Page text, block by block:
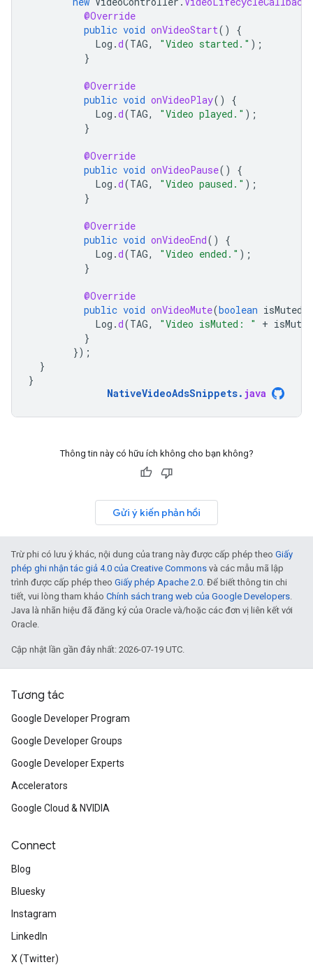
@Override
public void onVideoStart()
{
Log .d(TAG, "Video started." );
}
@Override
public void onVideoPlay()
{
Log .d(TAG, "Video played." );
}
@Override
public void onVideoPause()
{
Log .d(TAG, "Video paused." );
}
@Override
public void onVideoEnd()
{
Log .d(TAG, "Video ended." );
}
@Override
public void onVideoMute(boolean isMuted
Log .d(TAG, "Video isMuted: " + isMuted
}
});
}
}
NativeVideoAdsSnippets. java
Thông tin này có hữu ích không cho bạn không?
Gửi ý kiến phản hồi
Trừ phi có lưu ý khác, nội dung của trang này được cấp phép theo Giấy
phép ghi nhận tác giả 4.0 của Creative Commons và các mẫu mã lập
trình được cấp phép theo Giấy phép Apache 2.0. Để biết thông tin chi
tiết, vui lòng tham khảo Chính sách trang web của Google Developers.
Java là nhãn hiệu đã đăng ký của Oracle và/hoặc các đơn vị liên kết với
Oracle.
Cập nhật lần gần đây nhất: 2026-07-19 UTC.
Tương tác
Google Developer Program
Google Developer Groups
Google Developer Experts
Accelerators
Google Cloud & NVIDIA
Connect
Blog
Bluesky
Instagram
LinkedIn
X (Twitter)